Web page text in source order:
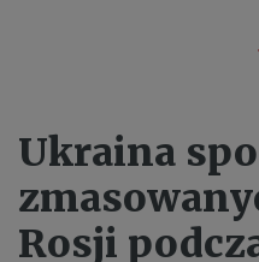
Ukraina
Rosji